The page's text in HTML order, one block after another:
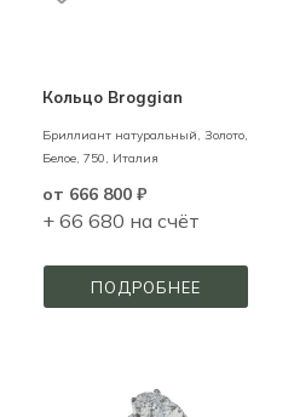
Кольцо Broggian
Бриллиант натуральный, Золото,
Белое, 750, Италия
от 666 800 ₽
+ 66 680 на счёт
ПОДРОБНЕЕ